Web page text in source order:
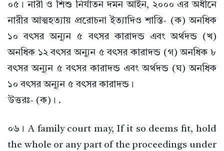
০৫। নারী ও শিশু নির্যাতন দমন আইন, ২০০০ এর অধীনে
নারীর আত্মহত্যায় প্ররোচনা ইত্যাদিও শাস্তি- (ক) অনধিক
১০ বৎসর অন্যূন ৫ বৎসর কারাদন্ড এবং অর্থদন্ড (খ)
অনধিক ১২ বৎসর অন্যূন ৫ বৎসর কারাদন্ড (গ) অনধিক ৮
বৎসর অন্যূন ৫ বৎসর কারাদন্ড এবং অর্থদন্ড (ঘ) অনধিক
১০ বৎসর অন্যূন ৫ বৎসর কারাদন্ড।
উত্তরঃ- (ক)। .
০৬। A family court may, If it so deems fit, hold
the whole or any part of the proceedings under